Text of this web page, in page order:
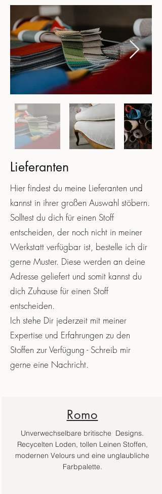
Lieferanten
Hier findest du meine Lieferanten und
kannst in ihrer großen Auswahl stöbern.
Solltest du dich für einen Stoff
entscheiden, der noch nicht in meiner
Werkstatt verfügbar ist, bestelle ich dir
gerne Muster. Diese werden an deine
Adresse geliefert und somit kannst du
dich Zuhause für einen Stoff
entscheiden.
Ich stehe Dir jederzeit mit meiner
Expertise und Erfahrungen zu den
Stoffen zur Verfügung - Schreib mir
gerne eine Nachricht.
Romo
Unverwechselbare britische Designs.
Recycelten Loden, tollen Leinen Stoffen,
modernen Velours und eine unglaubliche
Farbpalette.